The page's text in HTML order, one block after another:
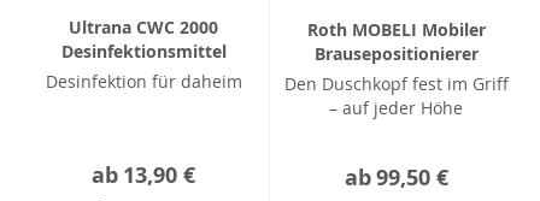
Ultrana CWC 2000
Desinfektionsmittel
Desinfektion für daheim
ab 13,90 €
Roth MOBELI Mobiler
Brausepositionierer
Den Duschkopf fest im Griff
– auf jeder Höhe
ab99,50 €